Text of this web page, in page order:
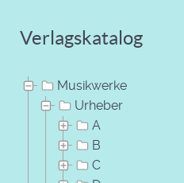
Verlagskatalog
Musikwerke
Urheber
A
B
C